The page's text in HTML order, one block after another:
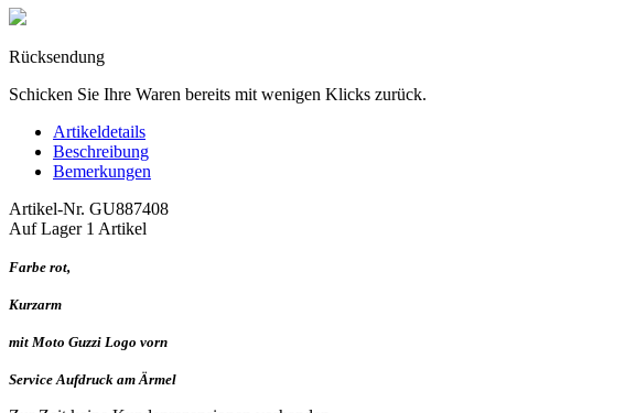
Rücksendung
Schicken Sie Ihre Waren bereits mit wenigen Klicks zurück.
Artikeldetails
Beschreibung
Bemerkungen
Artikel-Nr. GU887408
Auf Lager 1 Artikel
Farbe rot,
Kurzarm
mit Moto Guzzi Logo vorn
Service Aufdruck am Ärmel